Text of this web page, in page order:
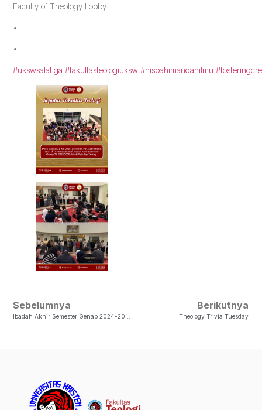
Faculty of Theology Lobby.
•
•
#ukswsalatiga #fakultasteologiuksw #nisbahimandanilmu
Sebelumnya Berikutnya
Theology Trivia Tuesday